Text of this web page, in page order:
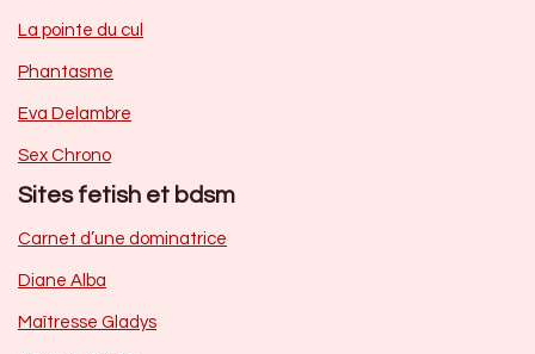
La pointe du cul
Phantasme
Eva Delambre
Sex Chrono
Sites fetish et bdsm
Carnet d’une dominatrice
Diane Alba
Maîtresse Gladys